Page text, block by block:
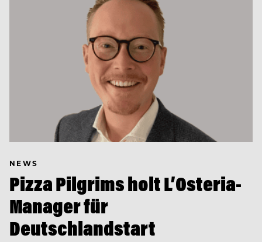
NEWS
Pizza Pilgrims holt L’Osteria-
Manager für
Deutschlandstart